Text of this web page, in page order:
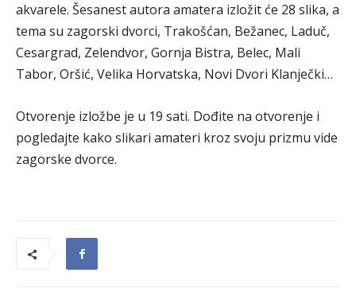
akvarele. Šesanest autora amatera izložit će 28 slika, a
tema su zagorski dvorci, Trakošćan, Bežanec, Laduč,
Cesargrad, Zelendvor, Gornja Bistra, Belec, Mali
Tabor, Oršić, Velika Horvatska, Novi Dvori Klanječki…
Otvorenje izložbe je u 19 sati. Dođite na otvorenje i
pogledajte kako slikari amateri kroz svoju prizmu vide
zagorske dvorce.